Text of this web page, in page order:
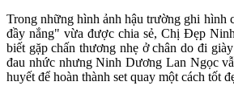
Trong những hình ảnh hậu trường ghi
đầy nắng" vừa được chia sẻ, Chị Đẹp
biết gặp chấn thương nhẹ ở chân do đi
đau nhức nhưng Ninh Dương Lan Ngọc
huyết để hoàn thành set quay một cách tốt